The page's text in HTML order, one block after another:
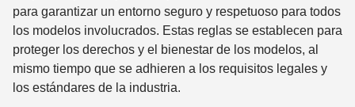
para garantizar un entorno seguro y respetuoso para todos
los modelos involucrados. Estas reglas se establecen para
proteger los derechos y el bienestar de los modelos, al
mismo tiempo que se adhieren a los requisitos legales y
los estándares de la industria.